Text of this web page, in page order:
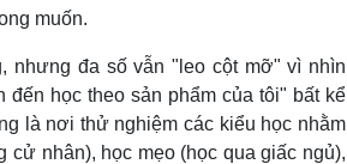
Thời trang
muốn.
nhưng đa số vẫn "leo cột mỡ" vì nhìn
học theo sản phẩm của tôi" bất kể
là nơi thử nghiệm các kiểu học nhằm
nhân), học mẹo (học qua giấc ngủ),